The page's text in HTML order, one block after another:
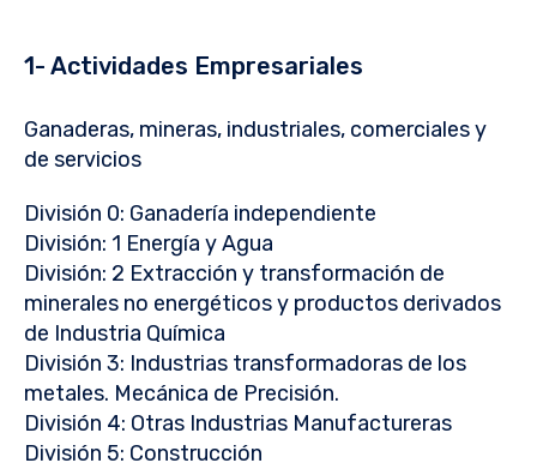
1- Actividades Empresariales
Ganaderas, mineras, industriales, comerciales y
de servicios
División 0: Ganadería independiente
División: 1 Energía y Agua
División: 2 Extracción y transformación de
minerales no energéticos y productos derivados
de Industria Química
División 3: Industrias transformadoras de los
metales. Mecánica de Precisión.
División 4: Otras Industrias Manufactureras
División 5: Construcción